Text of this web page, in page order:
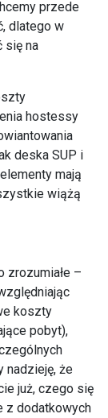
przede
dlatego w
się na
hostessy
deska SUP i
mają
wiążą
zrozumiałe –
koszty
pobyt),
nadzieję, że
już, czego się
z dodatkowych